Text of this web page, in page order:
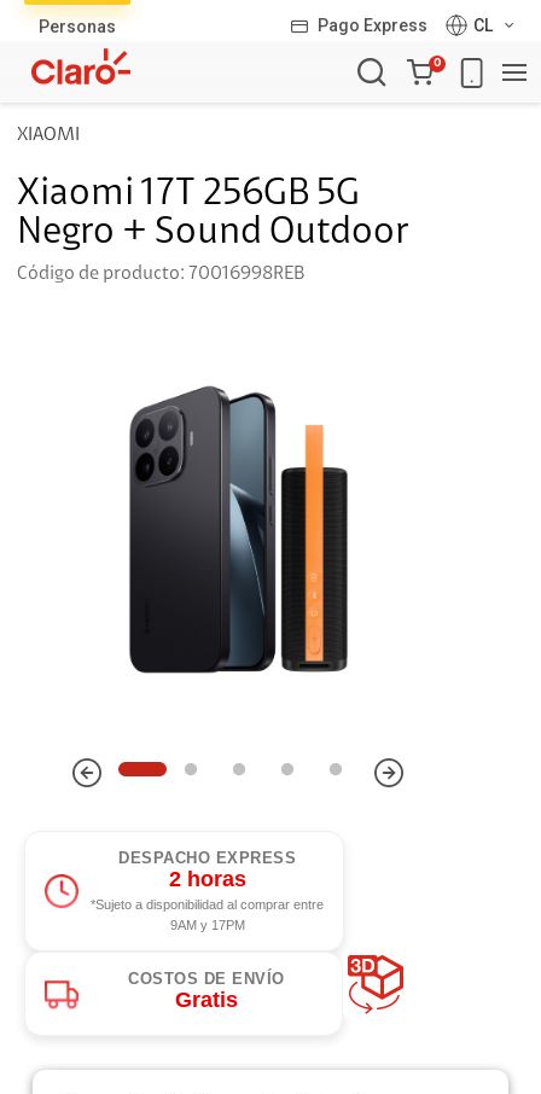
Personas Pago Express
CL
Carro
de
0
XIAOMI
Xiaomi 17T 256GB 5G
Negro + Sound Outdoor
Código de producto: 70016998REB
DESPACHO EXPRESS
2 horas
*Sujeto a disponibilidad al comprar entre
9AM y 17PM
COSTOS DE ENVÍO
Gratis